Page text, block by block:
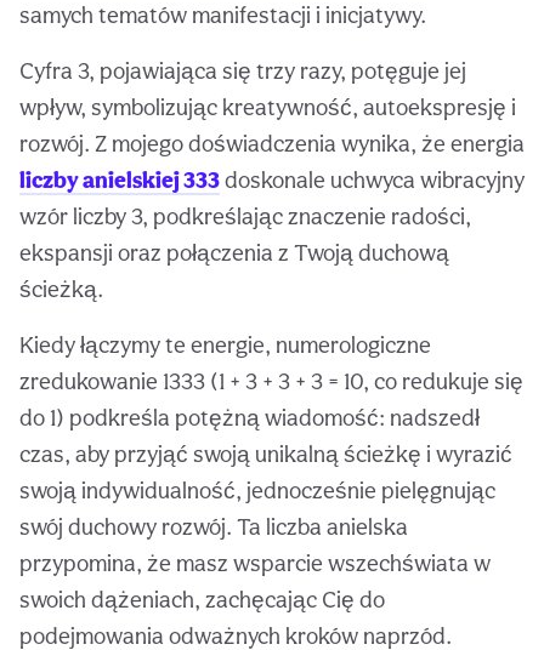
samych tematów manifestacji i inicjatywy.
Cyfra 3, pojawiająca się trzy razy, potęguje jej
wpływ, symbolizując kreatywność, autoekspresję i
rozwój. Z mojego doświadczenia wynika, że energia
liczby anielskiej 333doskonale uchwyca wibracyjny
wzór liczby 3, podkreślając znaczenie radości,
ekspansji oraz połączenia z Twoją duchową
ścieżką.
Kiedy łączymy te energie, numerologiczne
zredukowanie 1333 (1 + 3 + 3 + 3 = 10, co redukuje się
do 1) podkreśla potężną wiadomość: nadszedł
czas, aby przyjąć swoją unikalną ścieżkę i wyrazić
swoją indywidualność, jednocześnie pielęgnując
swój duchowy rozwój. Ta liczba anielska
przypomina, że masz wsparcie wszechświata w
swoich dążeniach, zachęcając Cię do
podejmowania odważnych kroków naprzód.